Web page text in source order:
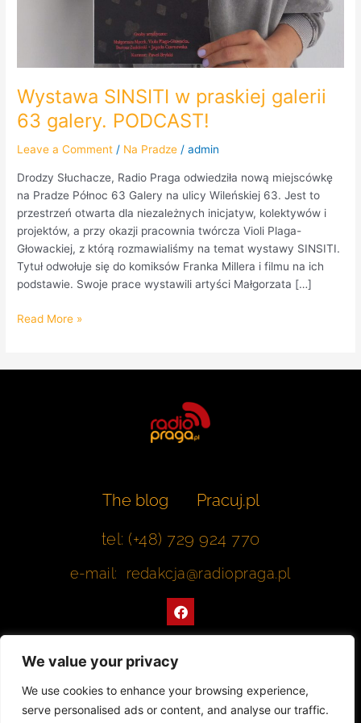
We value your privacy
We use cookies to enhance your browsing experience,
serve personalised ads or content, and analyse our traffic.
Wystawa SINSITI w praskiej galerii
63 galery. PODCAST!
Leave a Comment / Na Pradze /admin
Drodzy Słuchacze, Radio Praga odwiedziła nową miejscówkę
na Pradze Północ 63 Galery na ulicy Wileńskiej 63. Jest to
przestrzeń otwarta dla niezależnych inicjatyw, kolektywów i
projektów, a przy okazji pracownia twórcza Violi Plaga-
Głowackiej, z którą rozmawialiśmy na temat wystawy SINSITI.
Tytuł odwołuje się do komiksów Franka Millera i filmu na ich
podstawie. Swoje prace wystawili artyści Małgorzata […]
Read More »
The blog
Pracuj.pl
tel: (+48) 729 924 770
e-mail: redakcja@radiopraga.pl
F
a
c
o
k
Współpracujemy z Muzeum Warszawskiej Pragi
© 2022 All rights Reserved. Radiopraga.pl